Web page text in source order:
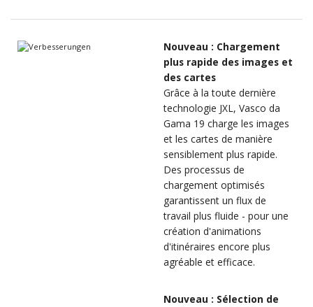
Nouveau : Chargement
plus rapide des images et
des cartes
Grâce à la toute dernière
technologie JXL, Vasco da
Gama 19 charge les images
et les cartes de manière
sensiblement plus rapide.
Des processus de
chargement optimisés
garantissent un flux de
travail plus fluide - pour une
création d'animations
d'itinéraires encore plus
agréable et efficace.
Nouveau : Sélection de